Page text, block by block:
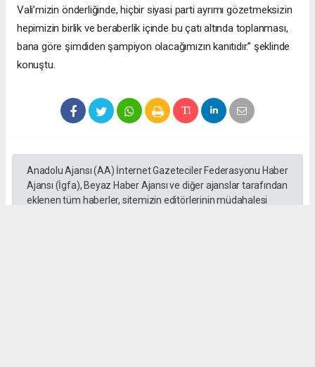
Vali’mizin önderliğinde, hiçbir siyasi parti ayrımı gözetmeksizin
hepimizin birlik ve beraberlik içinde bu çatı altında toplanması,
bana göre şimdiden şampiyon olacağımızın kanıtıdır.” şeklinde
konuştu.
Anadolu Ajansı (AA) İnternet Gazeteciler Federasyonu Haber
Ajansı (İgfa), Beyaz Haber Ajansı ve diğer ajanslar tarafından
eklenen tüm haberler, sitemizin editörlerinin müdahalesi